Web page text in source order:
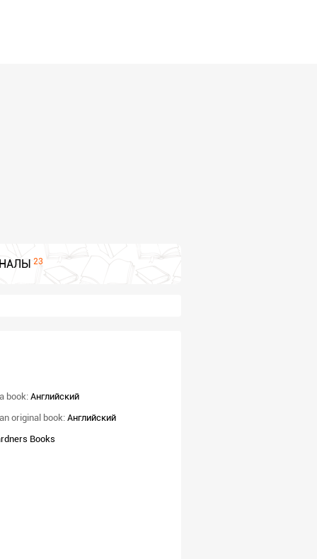
23
book:Английский
original book: Английский
Books